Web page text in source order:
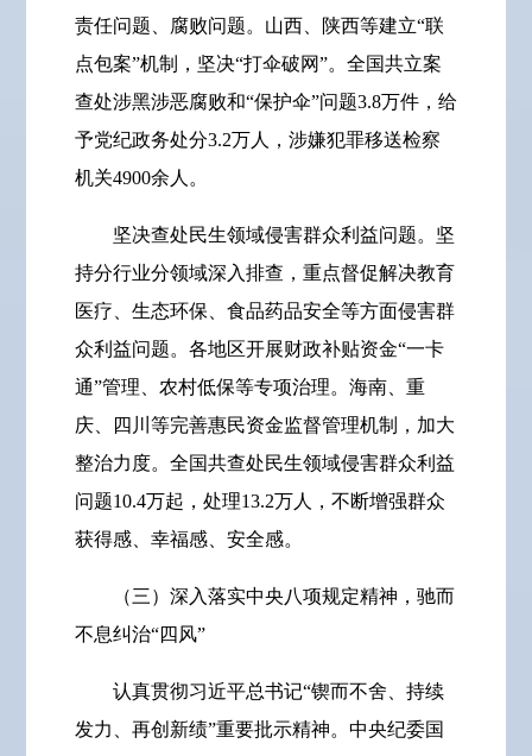
责任问题、腐败问题。山西、陕西等建立“联
点包案”机制，坚决“打伞破网”。全国共立案
查处涉黑涉恶腐败和“保护伞”问题3.8万件，给
予党纪政务处分3.2万人，涉嫌犯罪移送检察
机关4900余人。
坚决查处民生领域侵害群众利益问题。坚
持分行业分领域深入排查，重点督促解决教育
医疗、生态环保、食品药品安全等方面侵害群
众利益问题。各地区开展财政补贴资金“一卡
通”管理、农村低保等专项治理。海南、重
庆、四川等完善惠民资金监督管理机制，加大
整治力度。全国共查处民生领域侵害群众利益
问题10.4万起，处理13.2万人，不断增强群众
获得感、幸福感、安全感。
（三）深入落实中央八项规定精神，驰而
不息纠治“四风”
认真贯彻习近平总书记“锲而不舍、持续
发力、再创新绩”重要批示精神。中央纪委国